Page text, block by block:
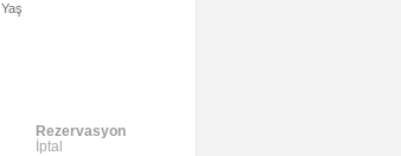
Yaş
Rezervasyon
İptal